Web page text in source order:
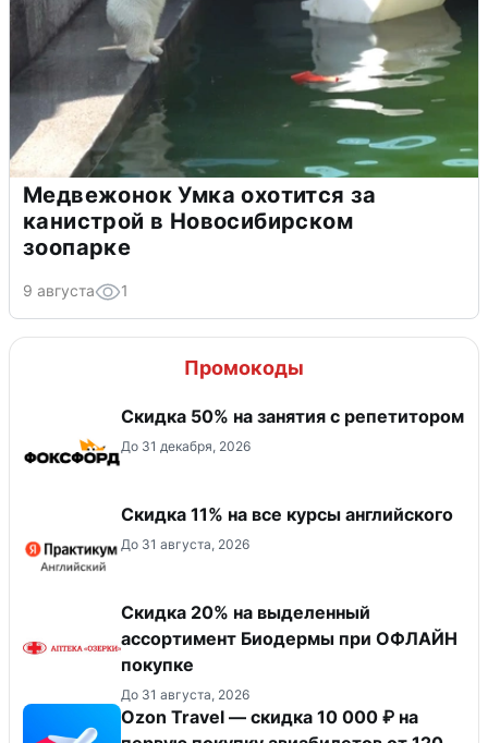
Медвежонок Умка охотится за
канистрой в Новосибирском
зоопарке
9 августа 1
Промокоды
Скидка 50% на занятия с репетитором
До 31 декабря, 2026
Скидка 11% на все курсы английского
До 31 августа, 2026
Скидка 20% на выделенный
ассортимент Биодермы при ОФЛАЙН
покупке
До 31 августа, 2026
Ozon Travel — скидка 10 000 ₽ на